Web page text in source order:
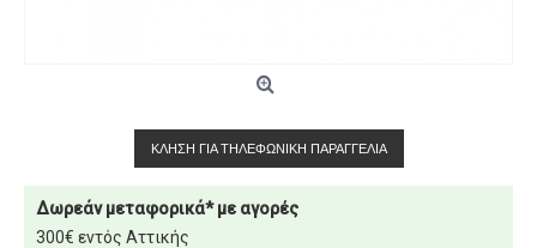
ΚΛΉΣΗ ΓΙΑ ΤΗΛΕΦΩΝΙΚΉ ΠΑΡΑΓΓΕΛΊΑ
Δωρεάν μεταφορικά* με αγορές
300€ εντός Αττικής